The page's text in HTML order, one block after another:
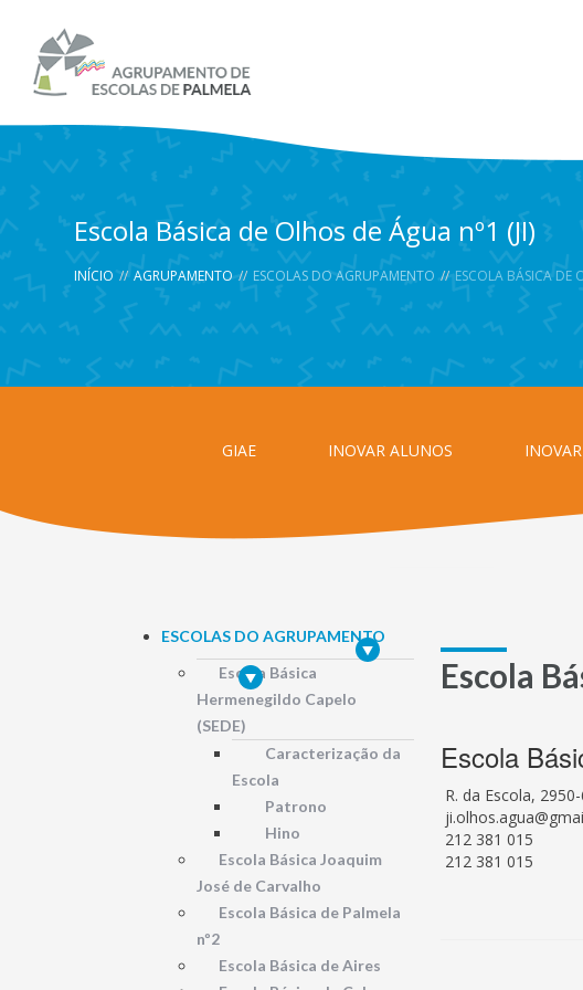
Escola Básica de Olhos de Água nº1 (JI)
INÍCIO //AGRUPAMENTO // ESCOLAS DO AGRUPAMENTO //ESCOLA BÁSICA DE
GIAE INOVAR ALUNOS
ESCOLAS DO AGRUPAMENTO
Escola Básica
Hermenegildo Capelo
(SEDE)
Caracterização da
Escola
Patrono
Hino
Escola Básica Joaquim
José de Carvalho
Escola Básica de Palmela
nº2
Escola Básica de Aires
Escola
Escola
R. da Escola,
212 381 015
212 381 015